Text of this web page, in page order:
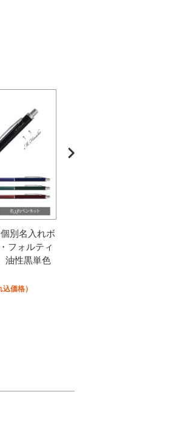
別名入れボ
フォルティ
油性黒単色
価格）